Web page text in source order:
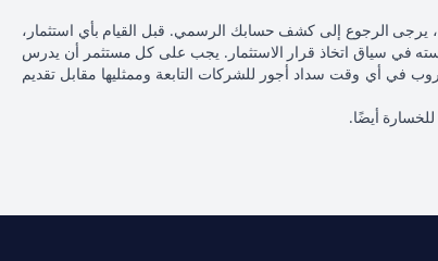
يرجى الرجوع إلى كشف حسابك الرسمي. قبل القيام بأي استثمار،
في سياق اتخاذ قرار الاستثمار. يجب على كل مستثمر أن يدرس
في أي وقت سداد أجور للشركات التابعة وممثليها مقابل تقديم
أيضًا.